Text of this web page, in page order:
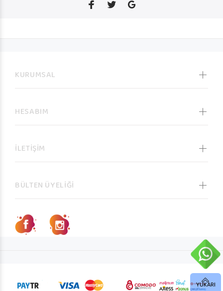
KURUMSAL
HESABIM
İLETİŞİM
BÜLTEN ÜYELİĞİ
YUKARI